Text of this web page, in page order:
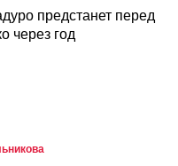
предстанет перед
через год